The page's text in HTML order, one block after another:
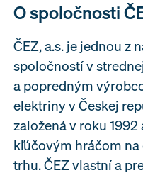
O spoločnosti
ČEZ, a.s. je jednou z
spoločností v
a popredným
elektriny v Českej
založená v roku
kľúčovým hráčom
trhu. ČEZ vlastní a